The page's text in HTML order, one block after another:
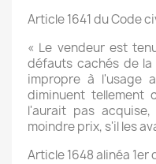
Article 1641 du Code
« Le vendeur est
défauts cachés de
impropre à l'usage
diminuent tellement
l'aurait pas
moindre prix, s'il les
Article 1648 alinéa 1er